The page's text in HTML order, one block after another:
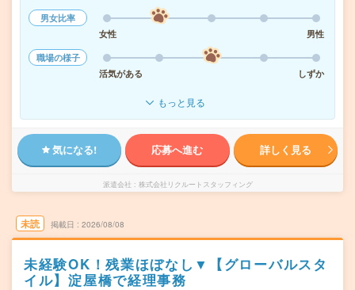
男女比率
女性
男性
職場の様子
活気がある
しずか
もっと見る
気になる! 応募へ進む 詳しく見る
派遣会社 株式会社リクルートスタッフィング
未読 掲載日 2026/08/08
未経験OK！残業ほぼなし▼【グローバルスタ
イル】淀屋橋で経理事務